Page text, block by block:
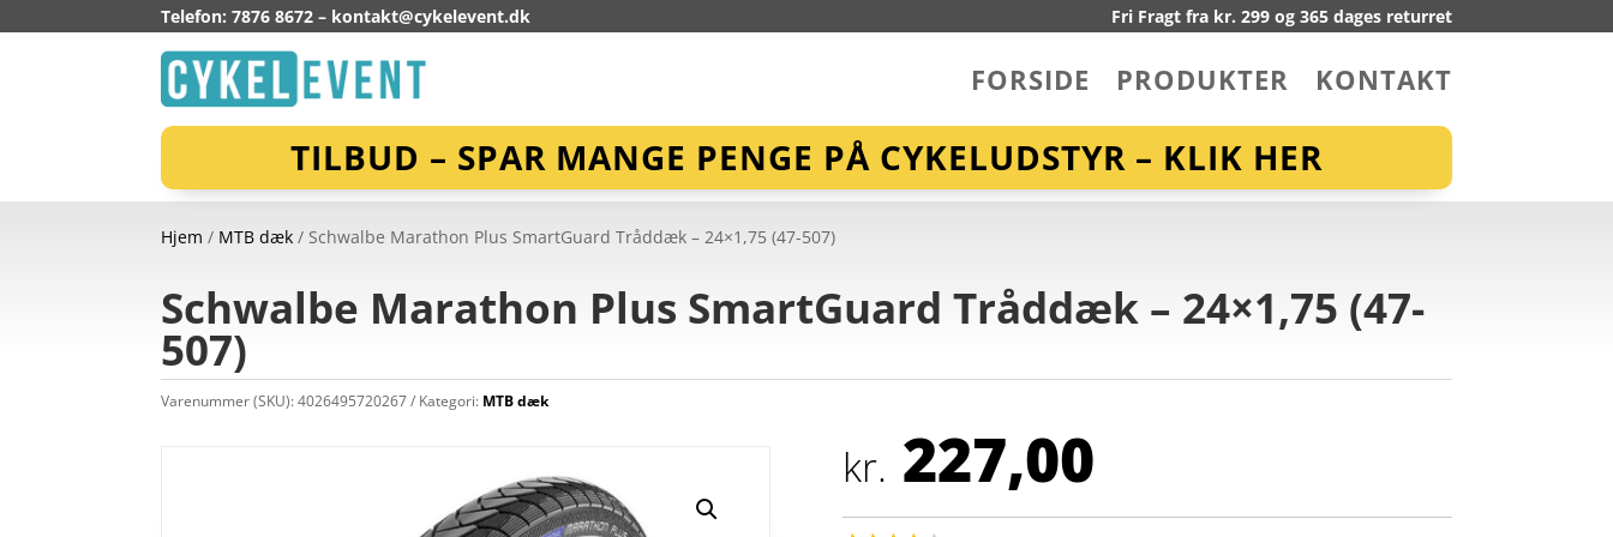
Telefon: 7876 8672 – kontakt@cykelevent.dk Fri Fragt fra kr. 299 og 365 dages returret
FORSIDE PRODUKTER KONTAKT
TILBUD – SPAR MANGE PENGE PÅ CYKELUDSTYR – KLIK HER
Hjem / MTB dæk / Schwalbe Marathon Plus SmartGuard Tråddæk – 24×1,75 (47-507)
Schwalbe Marathon Plus SmartGuard Tråddæk – 24×1,75 (47-
507)
Varenummer (SKU):4026495720267 Kategori: MTB dæk
kr. 227,00